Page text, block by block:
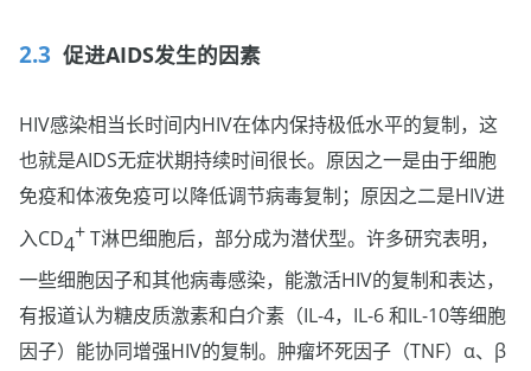
促进AIDS发生的因素
HIV感染相当长时间内HIV在体内保持极低水平的复制，这
也就是AIDS无症状期持续时间很长。原因之一是由于细胞
免疫和体液免疫可以降低调节病毒复制；原因之二是HIV进
入CD4+T淋巴细胞后，部分成为潜伏型。许多研究表明，
一些细胞因子和其他病毒感染，能激活HIV的复制和表达，
有报道认为糖皮质激素和白介素（IL-4，IL-6 和IL-10等细胞
因子）能协同增强HIV的复制。肿瘤坏死因子（TNF）α、β